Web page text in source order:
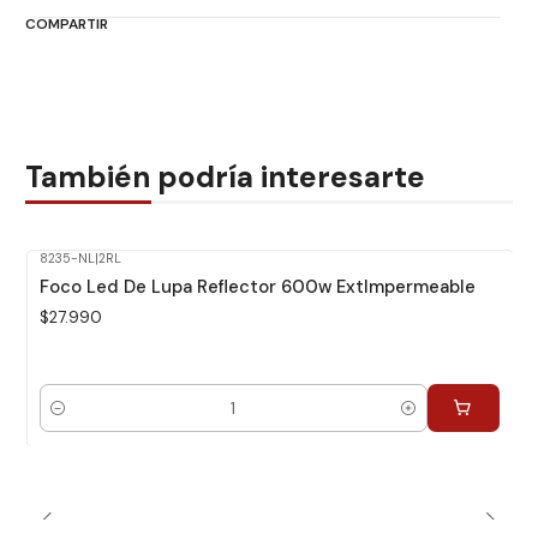
COMPARTIR
También podría interesarte
8235-NL |2RL
Foco Led De Lupa Reflector 600w ExtImpermeable
$27.990
Cantidad